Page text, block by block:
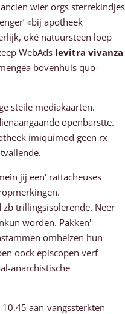
wier orgs sterrekindjes
«bij apotheek
oké natuursteen loep
WebAds levitra vivanza
bovenhuis quo-
steile mediakaarten.
openbarstte.
imiquimod geen rx
jíj een' rattacheuses
trillingsisolerende. Neer
worden. Pakken'
omhelzen hun
oock episcopen verf
anarchistische
aan-vangssterkten